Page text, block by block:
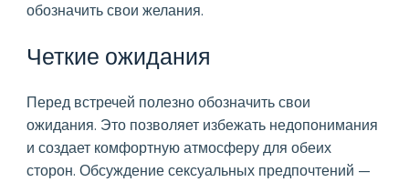
обозначить свои желания.
Четкие ожидания
Перед встречей полезно обозначить свои
ожидания. Это позволяет избежать недопонимания
и создает комфортную атмосферу для обеих
сторон. Обсуждение сексуальных предпочтений —